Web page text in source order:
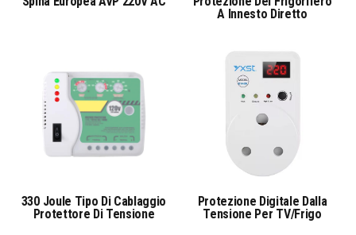
A Innesto Diretto
330 Joule Tipo Di Cablaggio
Protettore Di Tensione
Protezione Digitale Dalla
Tensione Per TV/frigo